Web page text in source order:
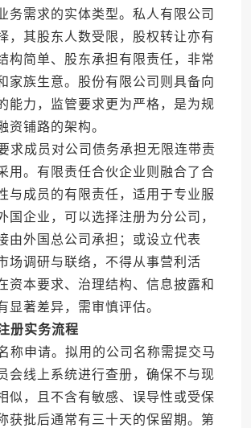
务需求的实体类型。私人有限公司
，其股东人数受限，股权转让亦有
构简单、股东承担有限责任，非常
家族生意。股份有限公司则具备向
能力，监管要求更为严格，是为规
资铺路的架构。
成员对公司债务承担无限连带责
用。有限责任合伙企业则融合了合
与成员的有限责任，适用于专业服
国企业，可以选择注册为分公司，
由外国总公司承担；或设立代表
场调研与联络，不得从事营利活
资本要求、治理结构、信息披露和
显著差异，需审慎评估。
册实务流程
申请。拟用的公司名称需提交马
会线上系统进行查册，确保不与现
似，且不含有敏感、误导性或受保
获批后通常有三十天的保留期。第